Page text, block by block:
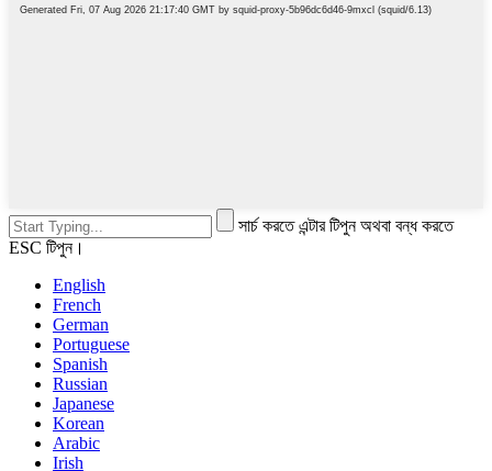
সার্চ করতে এন্টার টিপুন অথবা বন্ধ করতে
ESC টিপুন।
English
French
German
Portuguese
Spanish
Russian
Japanese
Korean
Arabic
Irish